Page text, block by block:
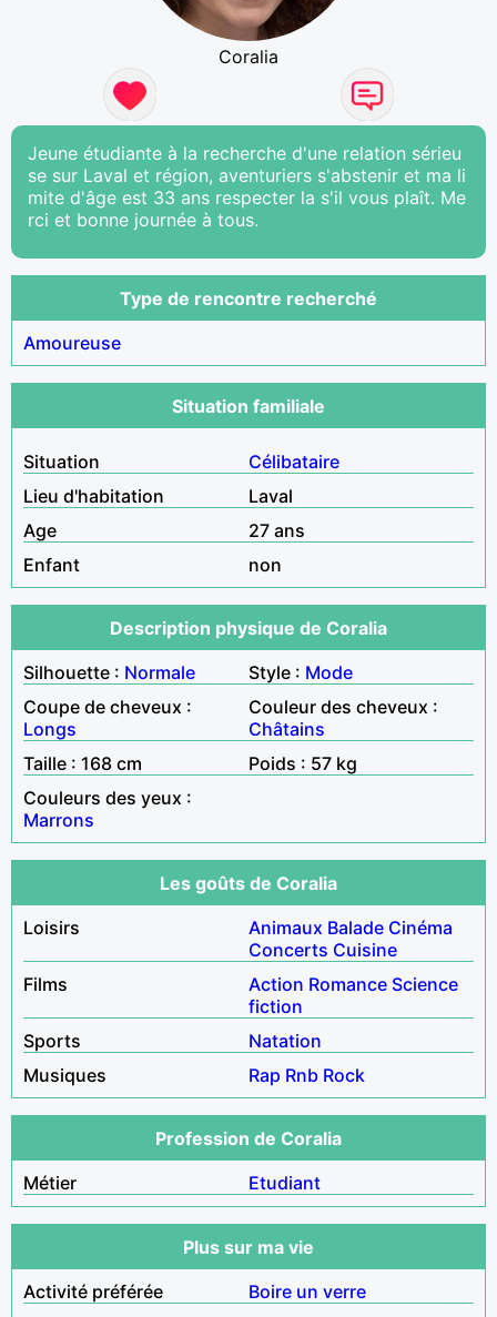
Coralia
Jeune étudiante à la recherche d'une relation sérieu
se sur Laval et région, aventuriers s'abstenir et ma li
mite d'âge est 33 ans respecter la s'il vous plaît. Me
rci et bonne journée à tous.
Type de rencontre recherché
Amoureuse
Situation familiale
Situation
Célibataire
Lieu d'habitation
Laval
Age
27 ans
Enfant
non
Description physique de Coralia
Silhouette : Normale Style : Mode
Coupe de cheveux :
Longs
Couleur des cheveux :
Châtains
Taille : 168 cm
Poids : 57 kg
Couleurs des yeux :
Marrons
Les goûts de Coralia
Loisirs
Animaux Balade Cinéma
Concerts Cuisine
Films
Action Romance Science
fiction
Sports
Natation
Musiques
Rap Rnb Rock
Profession de Coralia
Métier
Etudiant
Plus sur ma vie
Activité préférée
Boire un verre